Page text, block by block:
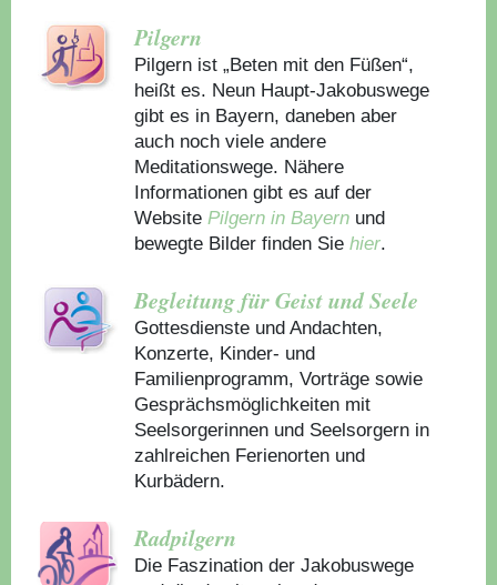
Pilgern
Pilgern ist „Beten mit den Füßen“,
heißt es. Neun Haupt-Jakobuswege
gibt es in Bayern, daneben aber
auch noch viele andere
Meditationswege. Nähere
Informationen gibt es auf der
WebsitePilgern in Bayern und
bewegte Bilder finden Sie hier.
Begleitung für Geist und Seele
Gottesdienste und Andachten,
Konzerte, Kinder- und
Familienprogramm, Vorträge sowie
Gesprächsmöglichkeiten mit
Seelsorgerinnen und Seelsorgern in
zahlreichen Ferienorten und
Kurbädern.
Radpilgern
Die Faszination der Jakobuswege